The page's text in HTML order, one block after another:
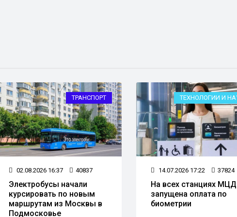
ТРАНСПОРТ
02.08.2026 16:37 40837
Электробусы начали
курсировать по новым
маршрутам из Москвы в
Подмосковье
ТЕХНОЛОГИИ И
14.07.2026 17:22 37824
На всех станциях
запущена оплата по
биометрии